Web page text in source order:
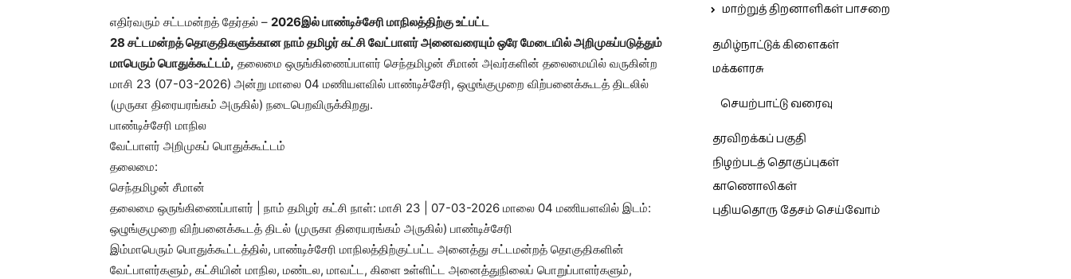
எதிர்வரும் சட்டமன்றத் தேர்தல் – 2026இல் பாண்டிச்சேரி மாநிலத்திற்கு உட்பட்ட
28 சட்டமன்றத் தொகுதிகளுக்கான நாம் தமிழர் கட்சி வேட்பாளர் அனைவரையும் ஒரே மேடையில் அறிமுகப்படுத்தும்
மாபெரும் பொதுக்கூட்டம், தலைமை ஒருங்கிணைப்பாளர் செந்தமிழன் சீமான் அவர்களின் தலைமையில் வருகின்ற
மாசி 23 (07-03-2026) அன்று மாலை 04 மணியளவில் பாண்டிச்சேரி, ஒழுங்குமுறை விற்பனைக்கூடத் திடலில்
(முருகா திரையரங்கம் அருகில்) நடைபெறவிருக்கிறது.
பாண்டிச்சேரி மாநில
வேட்பாளர் அறிமுகப் பொதுக்கூட்டம்
தலைமை:
செந்தமிழன் சீமான்
தலைமை ஒருங்கிணைப்பாளர் | நாம் தமிழர் கட்சி நாள்: மாசி 23 | 07-03-2026 மாலை 04 மணியளவில் இடம்:
ஒழுங்குமுறை விற்பனைக்கூடத் திடல் (முருகா திரையரங்கம் அருகில்) பாண்டிச்சேரி
இம்மாபெரும் பொதுக்கூட்டத்தில், பாண்டிச்சேரி மாநிலத்திற்குட்பட்ட அனைத்து சட்டமன்றத் தொகுதிகளின்
வேட்பாளர்களும், கட்சியின் மாநில, மண்டல, மாவட்ட, கிளை உள்ளிட்ட அனைத்துநிலைப் பொறுப்பாளர்களும்,
மாற்றுத் திறனாளிகள் பாசறை
தமிழ்நாட்டுக் கிளைகள்
மக்களரசு
செயற்பாட்டு வரைவு
தரவிறக்கப் பகுதி
நிழற்படத் தொகுப்புகள்
காணொலிகள்
புதியதொரு தேசம் செய்வோம்